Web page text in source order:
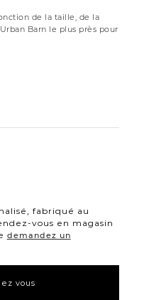
de la taille, de la
Barn le plus près pour
fabriqué au
vous en magasin
demandez un
vous